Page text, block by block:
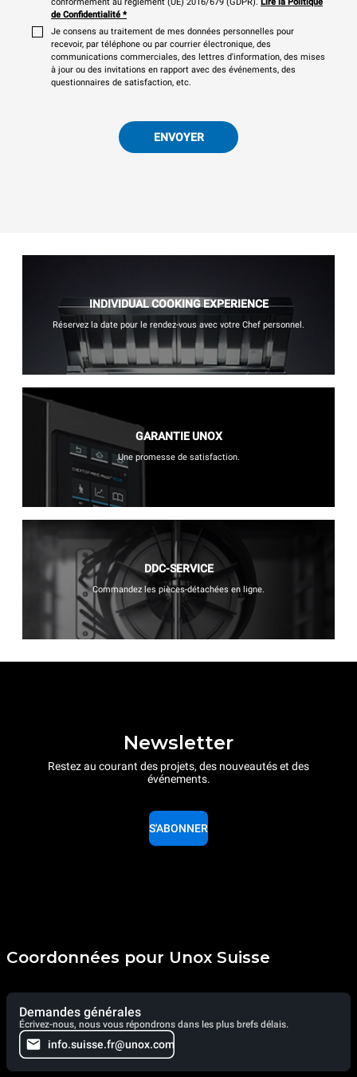
de Confidentialité *
Je consens au traitement de mes données personnelles pour
recevoir, par téléphone ou par courrier électronique, des
communications commerciales, des lettres d'information, des mises
à jour ou des invitations en rapport avec des événements, des
questionnaires de satisfaction, etc.
ENVOYER
INDIVIDUAL COOKING EXPERIENCE
Réservez la date pour le rendez-vous avec votre Chef personnel.
GARANTIE UNOX
Une promesse de satisfaction.
DDC-SERVICE
Commandez les pièces-détachées en ligne.
Newsletter
Restez au courant des projets, des nouveautés et des
événements.
S'ABONNER
Coordonnées pour Unox Suisse
Demandes générales
Écrivez-nous, nous vous répondrons dans les plus brefs délais.
info.suisse.fr@unox.com